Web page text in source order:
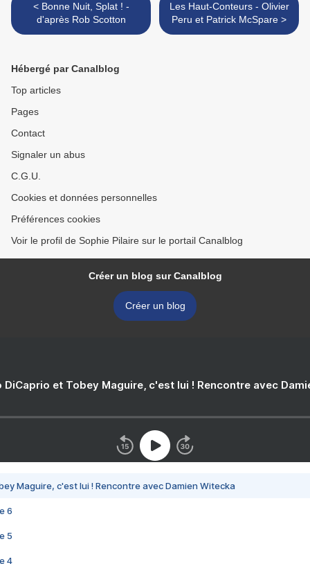
< Bonne Nuit, Splat ! -
d'après Rob Scotton
Les Haut-Conteurs - Olivier
Peru et Patrick McSpare >
Hébergé par Canalblog
Top articles
Pages
Contact
Signaler un abus
C.G.U.
Cookies et données personnelles
Préférences cookies
Voir le profil de Sophie Pilaire sur le portail Canalblog
Créer un blog sur Canalblog
Créer un blog
DiCaprio et Tobey Maguire, c'est lui ! Rencontre avec
Maguire, c'est lui ! Rencontre avec Damien Witecka
6
5
4